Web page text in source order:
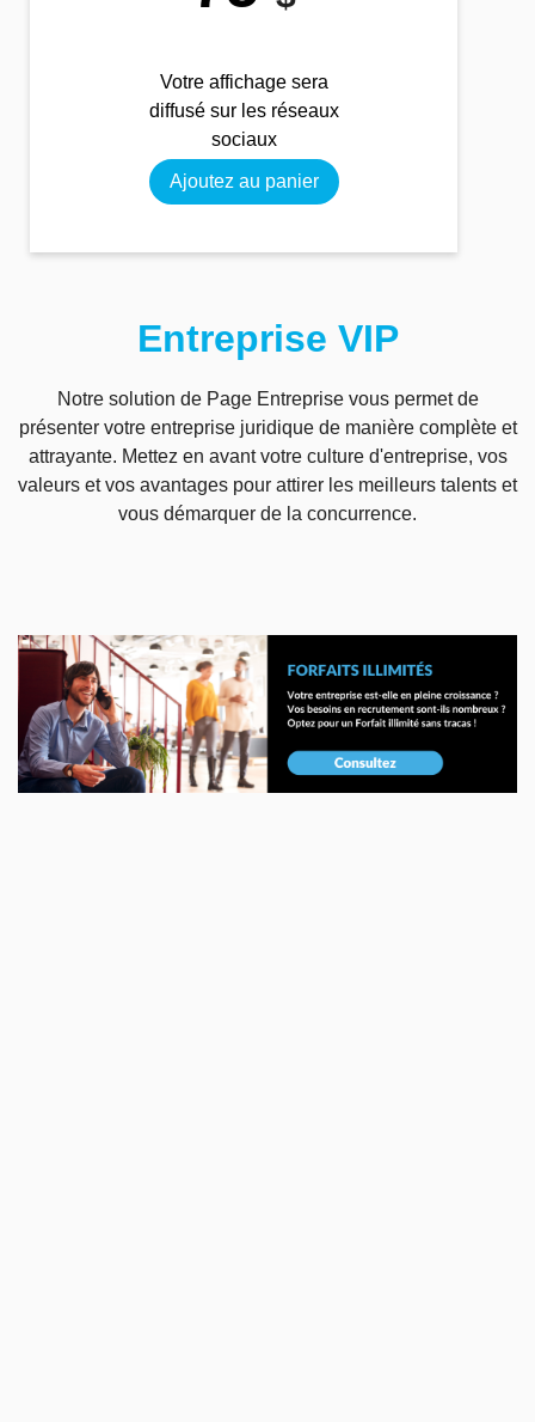
Votre affichage sera
diffusé sur les réseaux
sociaux
Ajoutez au panier
Entreprise VIP
Notre solution de Page Entreprise vous permet de
présenter votre entreprise juridique de manière complète et
attrayante. Mettez en avant votre culture d'entreprise, vos
valeurs et vos avantages pour attirer les meilleurs talents et
vous démarquer de la concurrence.